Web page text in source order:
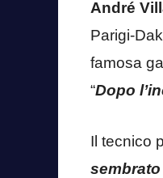
André
Parigi-
famosa
“Dopo
Il tecnico